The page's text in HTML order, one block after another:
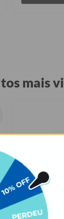
mais
Copo Térmico